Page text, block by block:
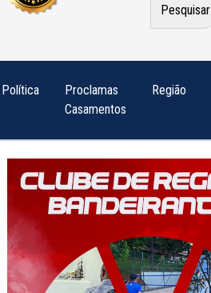
Política
Proclamas
Casamentos
Região